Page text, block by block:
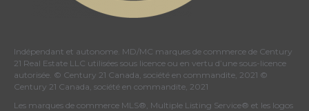
Indépendant et autonome. MD/MC marques de commerce de Century
21 Real Estate LLC utilisées sous licence ou en vertu d’une sous-licence
autorisée. © Century 21 Canada, société en commandite, 2021 ©
Century 21 Canada, société en commandite, 2021
Les marques de commerce MLS®, Multiple Listing Service® et les logos